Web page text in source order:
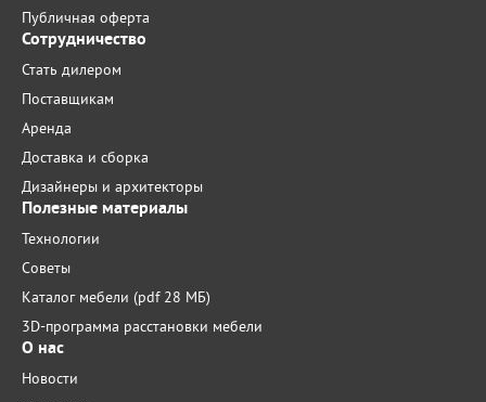
Публичная оферта
Сотрудничество
Стать дилером
Поставщикам
Аренда
Доставка и сборка
Дизайнеры и архитекторы
Полезные материалы
Технологии
Советы
Каталог мебели (pdf 28 МБ)
3D-программа расстановки мебели
О нас
Новости